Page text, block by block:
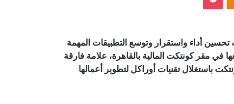
تحسين أداء واستقرار وتوسع التطبيقات المهمة
في مقر كونتكت المالية بالقاهرة، علامة فارقة
وتُظهر التزام كونتكت باستغلال تقنيات أوراكل لتطوير أعمالها